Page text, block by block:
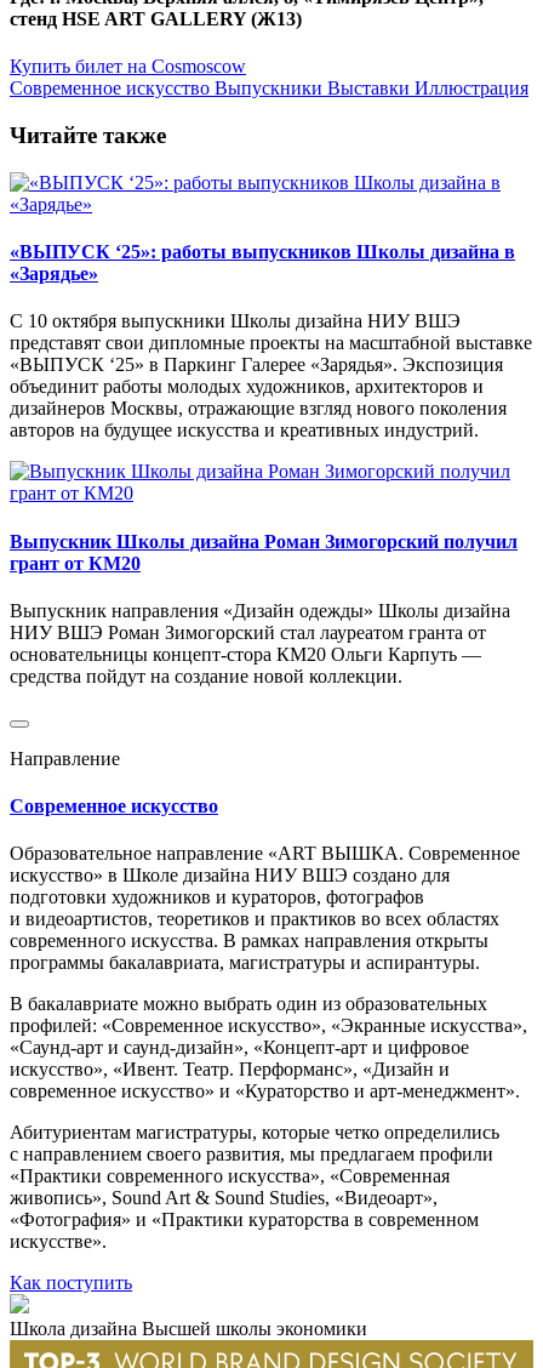
стенд HSE ART GALLERY (Ж13)
Купить билет на Cosmoscow
Современное искусство Выпускники Выставки Иллюстрация
Читайте также
«ВЫПУСК ‘25»: работы выпускников Школы дизайна в
«Зарядье»
С 10 октября выпускники Школы дизайна НИУ ВШЭ
представят свои дипломные проекты на масштабной выставке
«ВЫПУСК ‘25» в Паркинг Галерее «Зарядья». Экспозиция
объединит работы молодых художников, архитекторов и
дизайнеров Москвы, отражающие взгляд нового поколения
авторов на будущее искусства и креативных индустрий.
Выпускник Школы дизайна Роман Зимогорский получил
грант от КМ20
Выпускник направления «Дизайн одежды» Школы дизайна
НИУ ВШЭ Роман Зимогорский стал лауреатом гранта от
основательницы концепт-стора КМ20 Ольги Карпуть —
средства пойдут на создание новой коллекции.​
Направление
Современное искусство
Образовательное направление «ART ВЫШКА. Современное
искусство» в Школе дизайна НИУ ВШЭ создано для
подготовки художников и кураторов, фотографов
и видеоартистов, теоретиков и практиков во всех областях
современного искусства. В рамках направления открыты
программы бакалавриата, магистратуры и аспирантуры.
В бакалавриате можно выбрать один из образовательных
профилей: «Современное искусство», «Экранные искусства»,
«Саунд-арт и саунд-дизайн», «Концепт-арт и цифровое
искусство», «Ивент. Театр. Перформанс», «Дизайн и
современное искусство» и «Кураторство и арт-менеджмент».
Абитуриентам магистратуры, которые четко определились
с направлением своего развития, мы предлагаем профили
«Практики современного искусства», «Современная
живопись», Sound Art & Sound Studies, «Видеоарт»,
«Фотография» и «Практики кураторства в современном
искусстве».
Как поступить
Школа дизайна Высшей школы экономики